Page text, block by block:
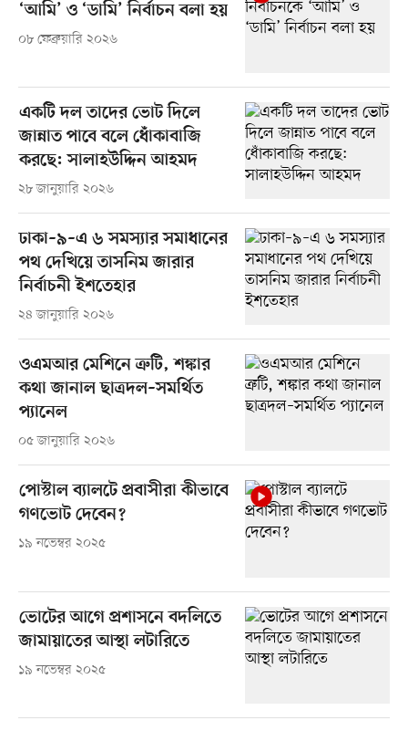
‘আমি’ ও ‘ডামি’ নির্বাচন বলা হয়
০৮ ফেব্রুয়ারি ২০২৬
একটি দল তাদের ভোট দিলে
জান্নাত পাবে বলে ধোঁকাবাজি
করছে: সালাহউদ্দিন আহমদ
২৮ জানুয়ারি ২০২৬
ঢাকা–৯–এ ৬ সমস্যার সমাধানের
পথ দেখিয়ে তাসনিম জারার
নির্বাচনী ইশতেহার
২৪ জানুয়ারি ২০২৬
ওএমআর মেশিনে ত্রুটি, শঙ্কার
কথা জানাল ছাত্রদল–সমর্থিত
প্যানেল
০৫ জানুয়ারি ২০২৬
পোস্টাল ব্যালটে প্রবাসীরা কীভাবে
গণভোট দেবেন?
১৯ নভেম্বর ২০২৫
ভোটের আগে প্রশাসনে বদলিতে
জামায়াতের আস্থা লটারিতে
১৯ নভেম্বর ২০২৫